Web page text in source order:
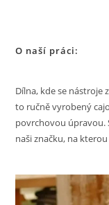
O naší práci:
Dílna, kde se nástroje
to ručně vyrobený
povrchovou úpravou.
naši značku, na